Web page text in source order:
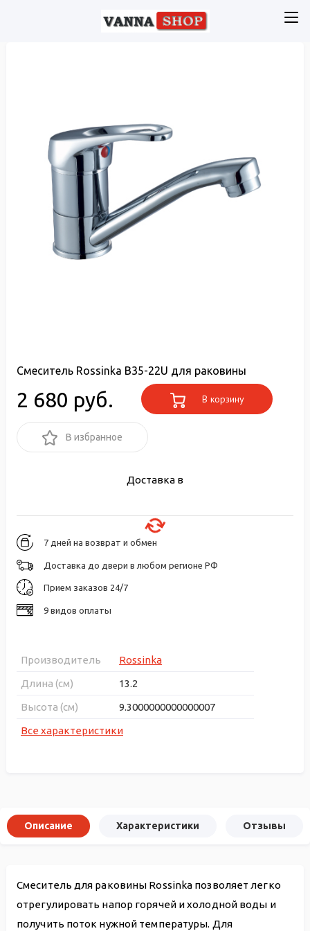
Смеситель Rossinka B35-22U для раковины
2 680 руб. В корзину
В избранное
Доставка в
7 дней на возврат и обмен
Доставка до двери в любом регионе РФ
Прием заказов 24/7
9 видов оплаты
Производитель
Rossinka
Длина (см)
13.2
Высота (см)
9.3000000000000007
Все характеристики
Описание Характеристики Отзывы
Смеситель для раковины Rossinka позволяет легко
отрегулировать напор горячей и холодной воды и
получить поток нужной температуры. Для